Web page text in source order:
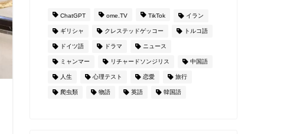
ChatGPT ome.TV TikTok イラン
ギリシャ クレステッドゲッコー トルコ語
ドイツ語 ドラマ ニュース
ミャンマー リチャードソンジリス 中国語
人生 心理テスト 恋愛 旅行
爬虫類 物語 英語 韓国語